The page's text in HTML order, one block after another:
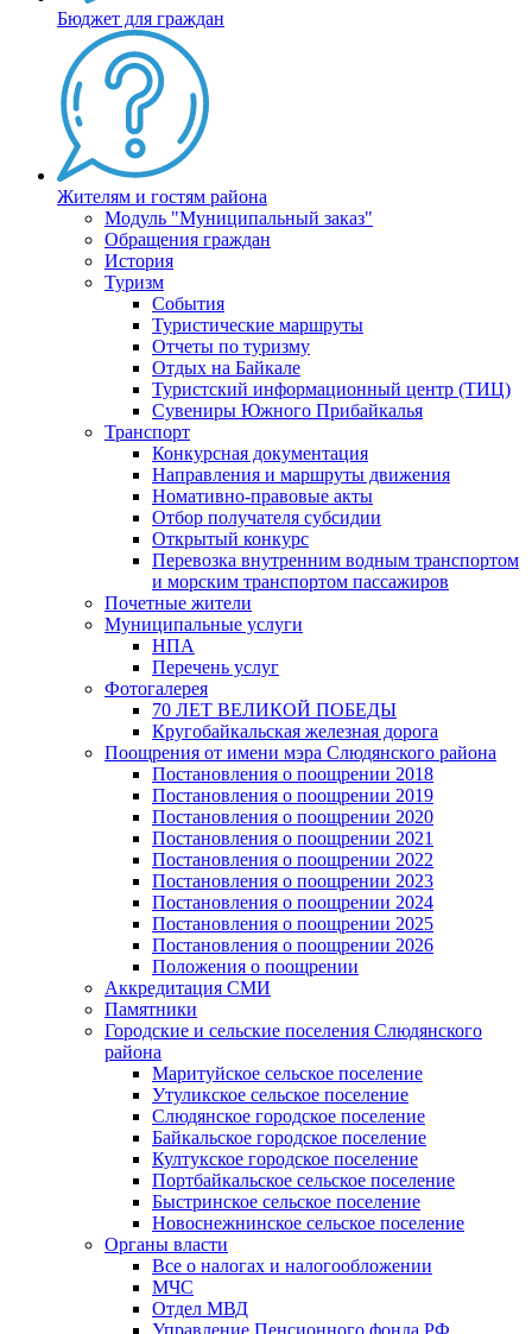
Бюджет для граждан
Жителям и гостям района
Модуль "Муниципальный заказ"
Обращения граждан
История
Туризм
События
Туристические маршруты
Отчеты по туризму
Отдых на Байкале
Туристский информационный центр (ТИЦ)
Сувениры Южного Прибайкалья
Транспорт
Конкурсная документация
Направления и маршруты движения
Номативно-правовые акты
Отбор получателя субсидии
Открытый конкурс
Перевозка внутренним водным транспортом
и морским транспортом пассажиров
Почетные жители
Муниципальные услуги
НПА
Перечень услуг
Фотогалерея
70 ЛЕТ ВЕЛИКОЙ ПОБЕДЫ
Кругобайкальская железная дорога
Поощрения от имени мэра Слюдянского района
Постановления о поощрении 2018
Постановления о поощрении 2019
Постановления о поощрении 2020
Постановления о поощрении 2021
Постановления о поощрении 2022
Постановления о поощрении 2023
Постановления о поощрении 2024
Постановления о поощрении 2025
Постановления о поощрении 2026
Положения о поощрении
Аккредитация СМИ
Памятники
Городские и сельские поселения Слюдянского
района
Маритуйское сельское поселение
Утуликское сельское поселение
Слюдянское городское поселение
Байкальское городское поселение
Култукское городское поселение
Портбайкальское сельское поселение
Быстринское сельское поселение
Новоснежнинское сельское поселение
Органы власти
Все о налогах и налогообложении
МЧС
Отдел МВД
Управление Пенсионного фонда РФ